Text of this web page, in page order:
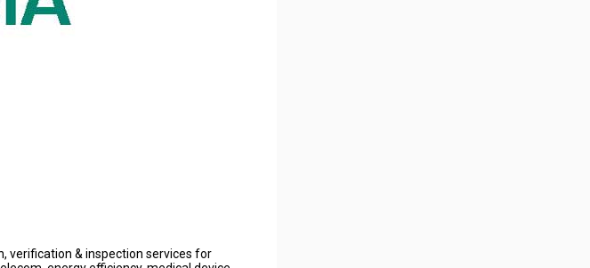
verification & inspection services for